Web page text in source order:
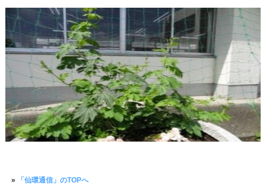
» 「仙環通信」のTOPへ